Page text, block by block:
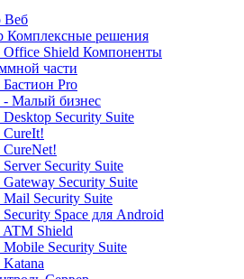
Веб
Комплексные решения
Office Shield Компоненты
части
Pro
- Малый бизнес
Security Suite
CureIt!
CureNet!
Security Suite
Security Suite
Mail Security Suite
Space для Android
ATM Shield
Mobile Security Suite